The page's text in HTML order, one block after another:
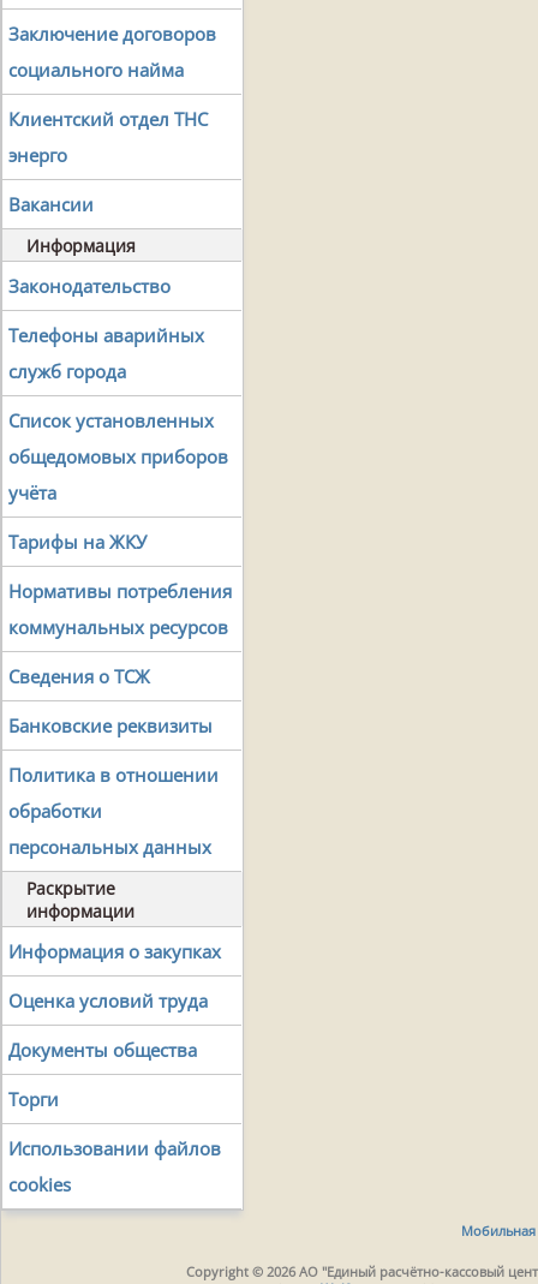
Заключение договоров
социального найма
Клиентский отдел ТНС
энерго
Вакансии
Информация
Законодательство
Телефоны аварийных
служб города
Список установленных
общедомовых приборов
учёта
Тарифы на ЖКУ
Нормативы потребления
коммунальных ресурсов
Сведения о ТСЖ
Банковские реквизиты
Политика в отношении
обработки
персональных данных
Раскрытие
информации
Информация о закупках
Оценка условий труда
Документы общества
Торги
Использовании файлов
cookies
Мобильная
Copyright © 2026 АО "Единый расчётно-кассовый